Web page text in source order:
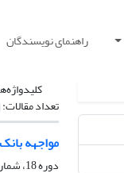
راهنمای نویسندگان
تعداد مقالات:
مواجهه‏
دوره 18، شماره 67، تابستان 1403، صفحه